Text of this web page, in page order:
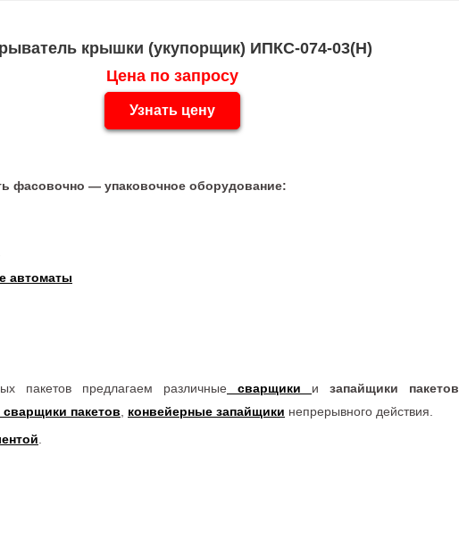
крышки (укупорщик) ИПКС-074-03(Н)
Цена по запросу
Узнать цену
фасовочно — упаковочное оборудование:
автоматы
пакетов предлагаем различные сварщики и запайщики пакетов
пакетов конвейерные запайщики непрерывного действия.